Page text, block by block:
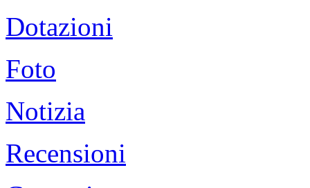
Dotazioni
Foto
Notizia
Recensioni